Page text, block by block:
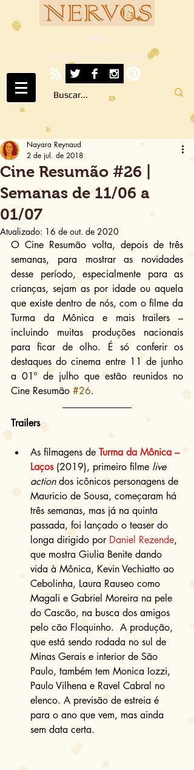
NERVOS
A ARTE SOB TODOS OS SENTIDOS
Cine Resumão #26 |
Semanas de 11/06 a
01/07
Nayara Reynaud
2 de jul. de 2018
Atualizado: 16 de out. de 2020
O Cine Resumão volta, depois de três
semanas, para mostrar as novidades
desse período, especialmente para as
crianças, sejam as por idade ou aquela
que existe dentro de nós, com o filme da
Turma da Mônica e mais trailers –
incluindo muitas produções nacionais
para ficar de olho. É só conferir os
destaques do cinema entre 11 de junho
a 01º de julho que estão reunidos no
Cine Resumão #26.
Trailers
As filmagens de Turma da Mônica –
Laços (2019), primeiro filme live
action dos icônicos personagens de
Mauricio de Sousa, começaram há
três semanas, mas já na quinta
passada, foi lançado o teaser do
longa dirigido por Daniel Rezende,
que mostra Giulia Benite dando
vida à Mônica, Kevin Vechiatto ao
Cebolinha, Laura Rauseo como
Magali e Gabriel Moreira na pele
do Cascão, na busca dos amigos
pelo cão Floquinho.  A produção,
que está sendo rodada no sul de
Minas Gerais e interior de São
Paulo, também tem Monica Iozzi,
Paulo Vilhena e Ravel Cabral no
elenco. A previsão de estreia é
para o ano que vem, mas ainda
sem data certa.